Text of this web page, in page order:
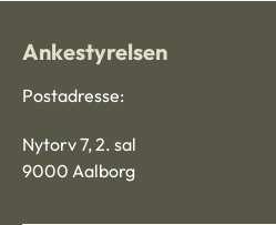
Ankestyrelsen
Postadresse:
Nytorv 7, 2. sal
9000 Aalborg